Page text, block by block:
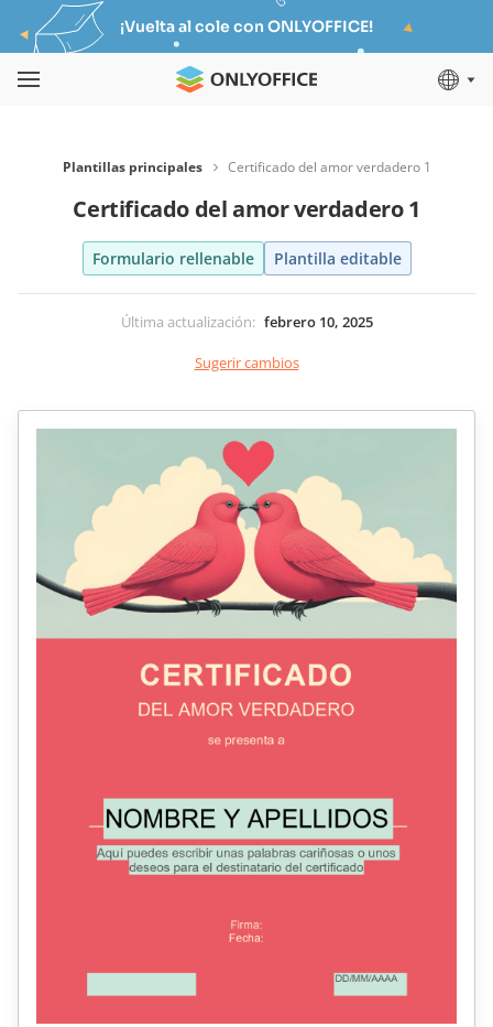
¡Vuelta al cole con ONLYOFFICE!
Plantillas principales Certificado del amor verdadero 1
Certificado del amor verdadero 1
Formulario rellenable Plantilla editable
Última actualización: febrero 10, 2025
Sugerir cambios